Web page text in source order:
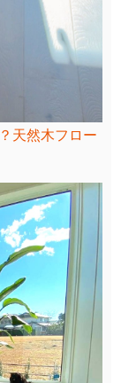
天然木フロー